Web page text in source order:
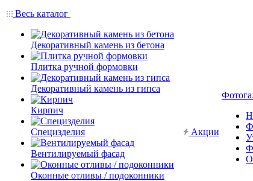
Весь каталог
Декоративный камень из бетона
Плитка ручной формовки
Декоративный камень из гипса
Кирпич
Специзделия
Вентилируемый фасад
Оконные отливы / подоконники
Акции